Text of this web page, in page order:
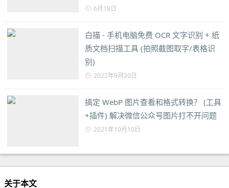
6月18日
白描 - 手机电脑免费 OCR 文字识别 + 纸
质文档扫描工具 (拍照截图取字/表格识
别)
2022年9月20日
搞定 WebP 图片查看和格式转换？ (工具
+插件) 解决微信公众号图片打不开问题
2021年10月10日
关于本文